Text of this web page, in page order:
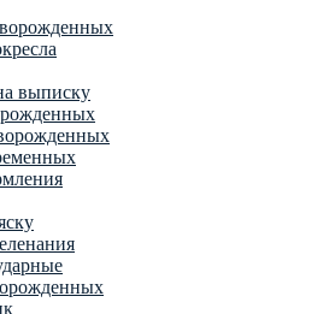
выписку